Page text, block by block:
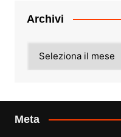
Archivi
Meta